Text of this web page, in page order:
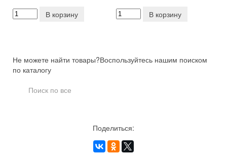
В корзину
В корзину
Не можете найти товары?Воспользуйтесь нашим поиском
по каталогу
Поделиться: